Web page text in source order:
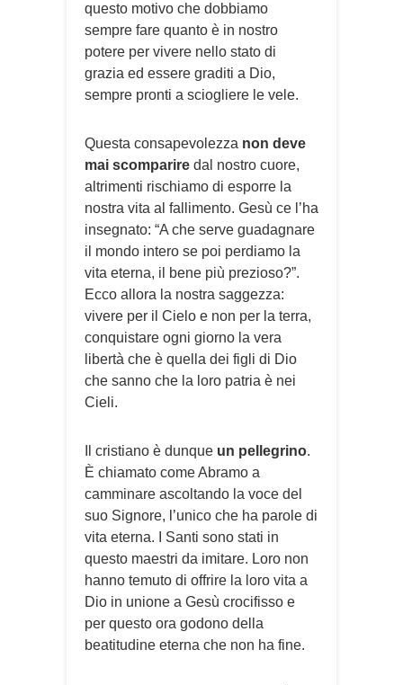
questo motivo che dobbiamo
sempre fare quanto è in nostro
potere per vivere nello stato di
grazia ed essere graditi a Dio,
sempre pronti a sciogliere le vele.
Questa consapevolezza non deve
mai scomparire dal nostro cuore,
altrimenti rischiamo di esporre la
nostra vita al fallimento. Gesù ce l’ha
insegnato: “A che serve guadagnare
il mondo intero se poi perdiamo la
vita eterna, il bene più prezioso?”.
Ecco allora la nostra saggezza:
vivere per il Cielo e non per la terra,
conquistare ogni giorno la vera
libertà che è quella dei figli di Dio
che sanno che la loro patria è nei
Cieli.
Il cristiano è dunque un pellegrino.
È chiamato come Abramo a
camminare ascoltando la voce del
suo Signore, l’unico che ha parole di
vita eterna. I Santi sono stati in
questo maestri da imitare. Loro non
hanno temuto di offrire la loro vita a
Dio in unione a Gesù crocifisso e
per questo ora godono della
beatitudine eterna che non ha fine.